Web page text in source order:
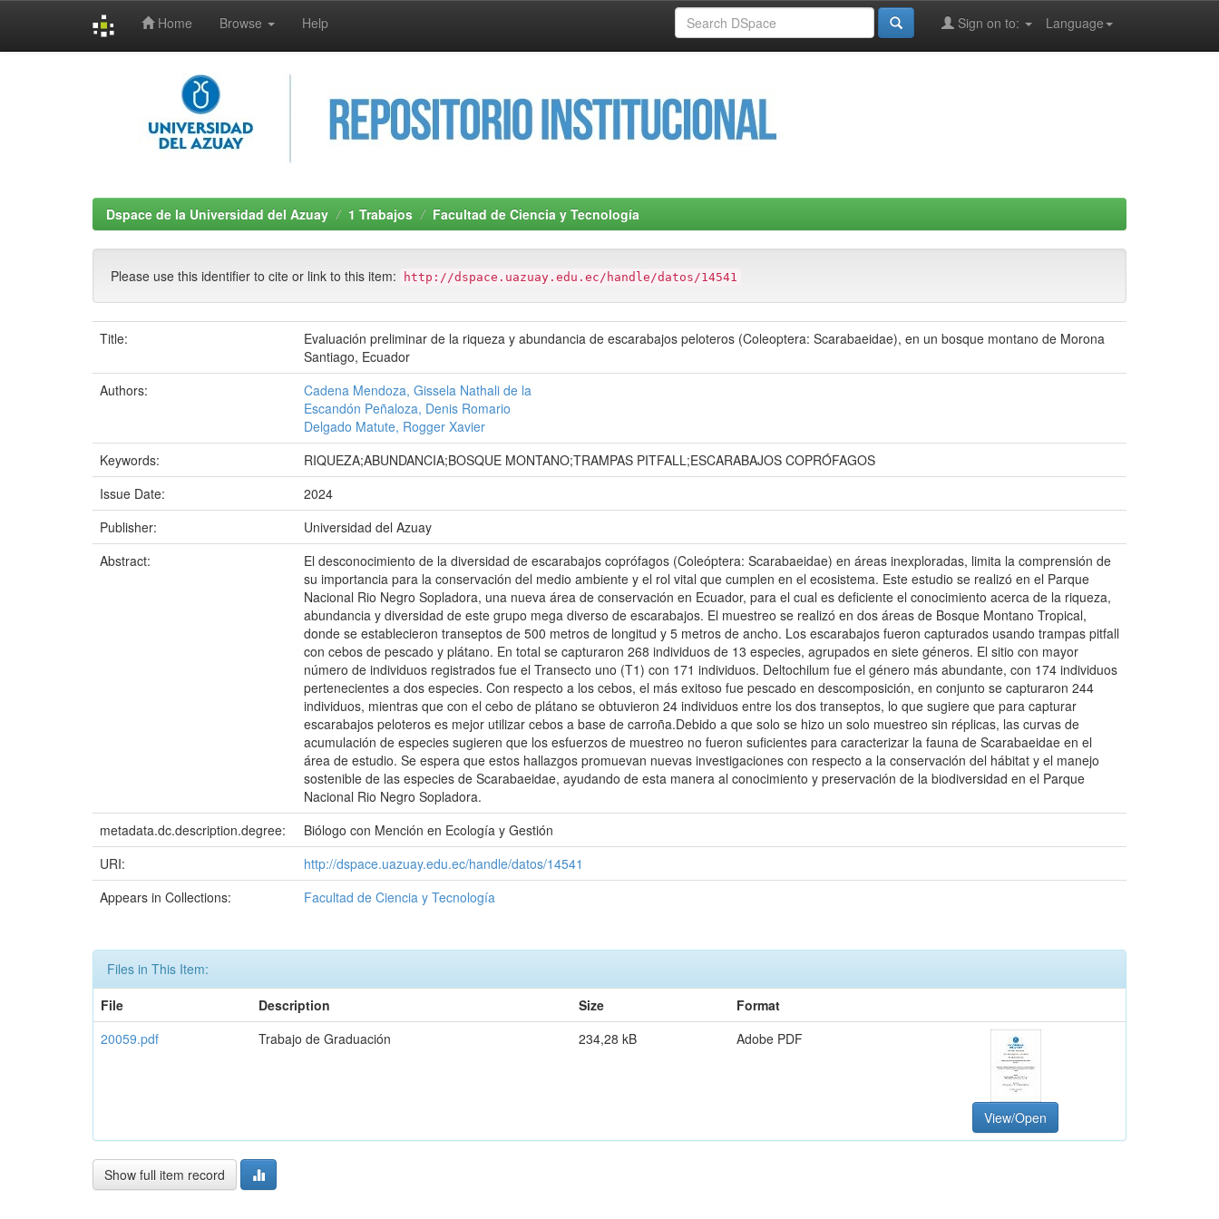
Home Browse Help Language
Sign on to:
Dspace de la Universidad del Azuay 1 Trabajos Facultad de Ciencia y Tecnología
Please use this identifier to cite or link to this item: http://dspace.uazuay.edu.ec/handle/datos/14541
Title:
Evaluación preliminar de la riqueza y abundancia de escarabajos peloteros (Coleoptera: Scarabaeidae), en un bosque montano de Morona
Santiago, Ecuador
Authors:
Cadena Mendoza, Gissela Nathali de la
Escandón Peñaloza, Denis Romario
Delgado Matute, Rogger Xavier
Keywords:
RIQUEZA;ABUNDANCIA;BOSQUE MONTANO;TRAMPAS PITFALL;ESCARABAJOS COPRÓFAGOS
Issue Date:
2024
Publisher:
Universidad del Azuay
Abstract:
El desconocimiento de la diversidad de escarabajos coprófagos (Coleóptera: Scarabaeidae) en áreas inexploradas, limita la comprensión de
su importancia para la conservación del medio ambiente y el rol vital que cumplen en el ecosistema. Este estudio se realizó en el Parque
Nacional Rio Negro Sopladora, una nueva área de conservación en Ecuador, para el cual es deficiente el conocimiento acerca de la riqueza,
abundancia y diversidad de este grupo mega diverso de escarabajos. El muestreo se realizó en dos áreas de Bosque Montano Tropical,
donde se establecieron transeptos de 500 metros de longitud y 5 metros de ancho. Los escarabajos fueron capturados usando trampas pitfall
con cebos de pescado y plátano. En total se capturaron 268 individuos de 13 especies, agrupados en siete géneros. El sitio con mayor
número de individuos registrados fue el Transecto uno (T1) con 171 individuos. Deltochilum fue el género más abundante, con 174 individuos
pertenecientes a dos especies. Con respecto a los cebos, el más exitoso fue pescado en descomposición, en conjunto se capturaron 244
individuos, mientras que con el cebo de plátano se obtuvieron 24 individuos entre los dos transeptos, lo que sugiere que para capturar
escarabajos peloteros es mejor utilizar cebos a base de carroña.Debido a que solo se hizo un solo muestreo sin réplicas, las curvas de
acumulación de especies sugieren que los esfuerzos de muestreo no fueron suficientes para caracterizar la fauna de Scarabaeidae en el
área de estudio. Se espera que estos hallazgos promuevan nuevas investigaciones con respecto a la conservación del hábitat y el manejo
sostenible de las especies de Scarabaeidae, ayudando de esta manera al conocimiento y preservación de la biodiversidad en el Parque
Nacional Rio Negro Sopladora.
metadata.dc.description.degree:
Biólogo con Mención en Ecología y Gestión
URI:
http://dspace.uazuay.edu.ec/handle/datos/14541
Appears in Collections:
Facultad de Ciencia y Tecnología
Files in This Item:
File
Description Size
Format
20059.pdf
Trabajo de Graduación 234,28 kB Adobe PDF
View/Open
Show full item record